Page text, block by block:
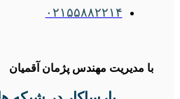
۰۲۱۵۵۸۸۲۲۱۴
با مدیریت مهندس پژمان آقمیان